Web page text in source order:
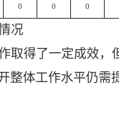
0 0 0
况
取得了一定成效，
整体工作水平仍需